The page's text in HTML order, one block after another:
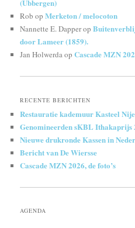
(Ubbergen)
Rob opMerketon / melocoton
Nannette E. Dapperop
door Lameer (1859).
Jan HolwerdaopCascade MZN
RECENTE BERICHTEN
Restauratie kademuur Kasteel
Genomineerden sKBL Ithakaprijs
Nieuwe drukronde Kassen in
Bericht van De Wiersse
Cascade MZN 2026, de foto’s
AGENDA